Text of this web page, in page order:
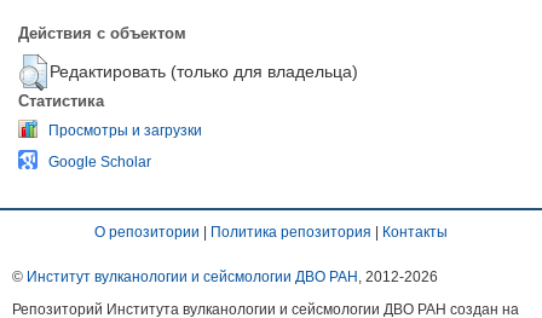
Действия с объектом
Редактировать (только для владельца)
Статистика
Просмотры и загрузки
Google Scholar
О репозитории | Политика репозитория | Контакты
© Институт вулканологии и сейсмологии ДВО РАН , 2012-2026
Репозиторий Института вулканологии и сейсмологии ДВО РАН создан на